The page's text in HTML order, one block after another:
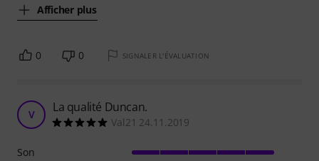
Afficher plus
0 0 SIGNALER L'ÉVALUATION
V La qualité Duncan.
Val21 24.11.2019
Son